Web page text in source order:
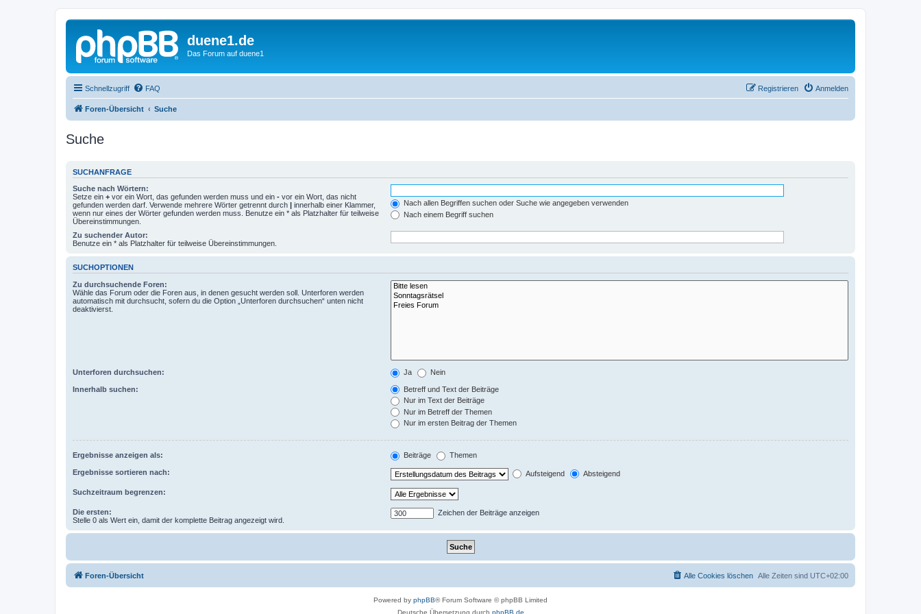
duene1.de
Das Forum auf duene1
Schnellzugriff FAQ Anmelden
Registrieren
Foren-Übersicht Suche
Suche
SUCHANFRAGE
Suche nach Wörtern:
Setze ein + vor ein Wort, das gefunden werden muss und ein - vor ein Wort, das nicht
gefunden werden darf. Verwende mehrere Wörter getrennt durch | innerhalb einer Klammer,
wenn nur eines der Wörter gefunden werden muss. Benutze ein * als Platzhalter für teilweise
Übereinstimmungen.
Nach allen Begriffen suchen oder Suche wie angegeben verwenden
Nach einem Begriff suchen
Zu suchender Autor:
Benutze ein * als Platzhalter für teilweise Übereinstimmungen.
SUCHOPTIONEN
Zu durchsuchende Foren:
Wähle das Forum oder die Foren aus, in denen gesucht werden soll. Unterforen werden
automatisch mit durchsucht, sofern du die Option „Unterforen durchsuchen“ unten nicht
deaktivierst.
Unterforen durchsuchen: Ja Nein
Innerhalb suchen:
Betreff und Text der Beiträge
Nur im Text der Beiträge
Nur im Betreff der Themen
Nur im ersten Beitrag der Themen
Ergebnisse anzeigen als: Beiträge Themen
Ergebnisse sortieren nach: Aufsteigend Absteigend
Suchzeitraum begrenzen:
Die ersten:
Stelle 0 als Wert ein, damit der komplette Beitrag angezeigt wird.
Zeichen der Beiträge anzeigen
Foren-Übersicht Alle Zeiten sind UTC+02:00
Alle Cookies löschen
Powered by phpBB® Forum Software © phpBB Limited
Deutsche Übersetzung durch phpBB.de